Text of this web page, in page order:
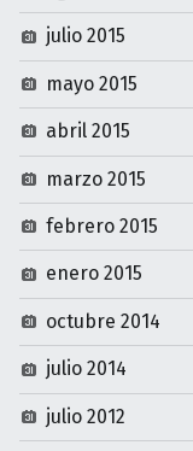
julio 2015
mayo 2015
abril 2015
marzo 2015
febrero 2015
enero 2015
octubre 2014
julio 2014
julio 2012